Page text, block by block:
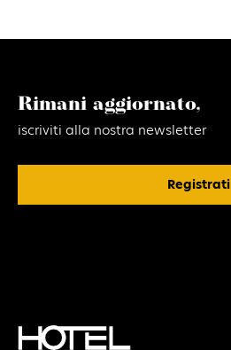
Rimani aggiornato,
iscriviti alla nostra newsletter
Registrati